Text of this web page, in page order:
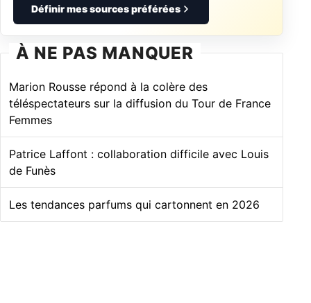
Définir mes sources préférées
À NE PAS MANQUER
Marion Rousse répond à la colère des
téléspectateurs sur la diffusion du Tour de France
Femmes
Patrice Laffont : collaboration difficile avec Louis
de Funès
Les tendances parfums qui cartonnent en 2026